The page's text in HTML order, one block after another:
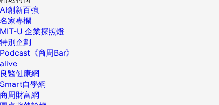
AI創新百強
名家專欄
MIT-U 企業探照燈
特別企劃
Podcast《商周Bar》
alive
良醫健康網
Smart自學網
商周財富網